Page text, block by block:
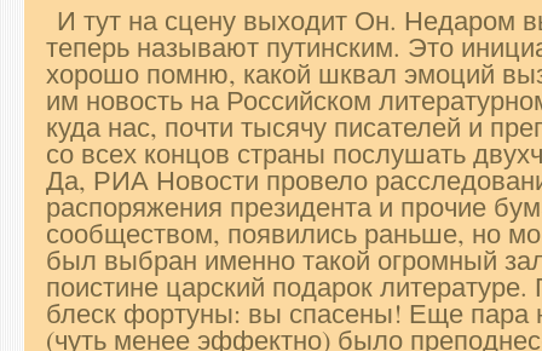
И тут на сцену выходит Он. Недаром
теперь называют путинским. Это
хорошо помню, какой шквал эмоций
им новость на Российском
куда нас, почти тысячу писателей и
со всех концов страны послушать
Да, РИА Новости провело
распоряжения президента и прочие
сообществом, появились раньше, но
был выбран именно такой огромный
поистине царский подарок
блеск фортуны: вы спасены! Еще пара
(чуть менее эффектно) было